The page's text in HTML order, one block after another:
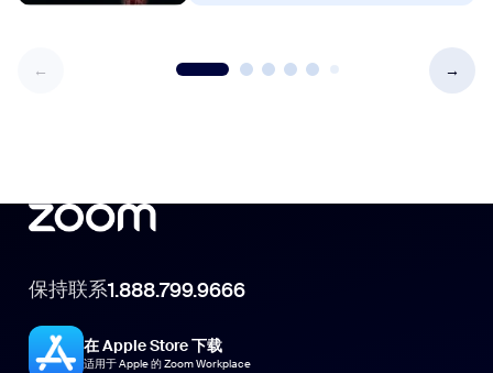
保持联系1.888.799.9666
在 Apple Store 下载
适用于 Apple 的 Zoom Workplace